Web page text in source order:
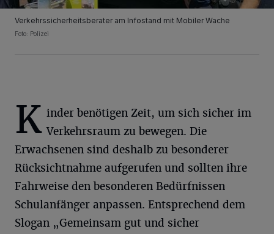
Verkehrssicherheitsberater am Infostand mit Mobiler Wache
Foto: Polizei
K inder benötigen Zeit, um sich sicher im
Verkehrsraum zu bewegen. Die
Erwachsenen sind deshalb zu besonderer
Rücksichtnahme aufgerufen und sollten ihre
Fahrweise den besonderen Bedürfnissen
Schulanfänger anpassen. Entsprechend dem
Slogan „Gemeinsam gut und sicher